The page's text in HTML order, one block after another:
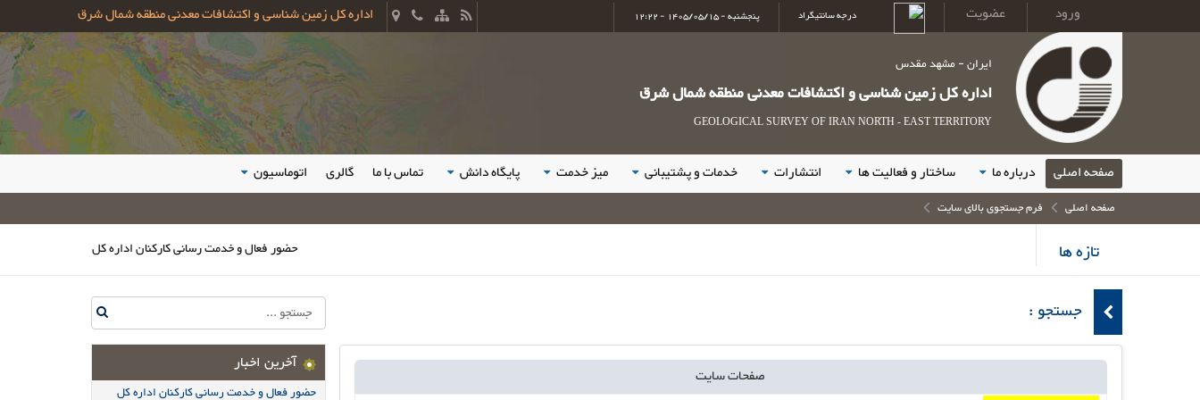
ورود عضویت درجه سانتیگراد پنجشنبه - 1405/05/15 - 12:22 اداره کل زمین شناسی و اکتشافات معدنی منطقه شمال شرق
ایران - مشهد مقدس
اداره کل زمین شناسی و اکتشافات معدنی منطقه شمال شرق
GEOLOGICAL SURVEY OF IRAN NORTH - EAST TERRITORY
صفحه اصلی درباره ما ساختار و فعالیت ها انتشارات خدمات و پشتیبانی میز خدمت پایگاه دانش تماس با ما گالری اتوماسیون
صفحه اصلی فرم جستجوی بالای سایت
تازه ها حضور فعال و خدمت رسانی کارکنان اداره کل زمین شناسی و
جستجو :
صفحات سایت
آخرین اخبار
حضور فعال و خدمت رسانی کارکنان اداره کل